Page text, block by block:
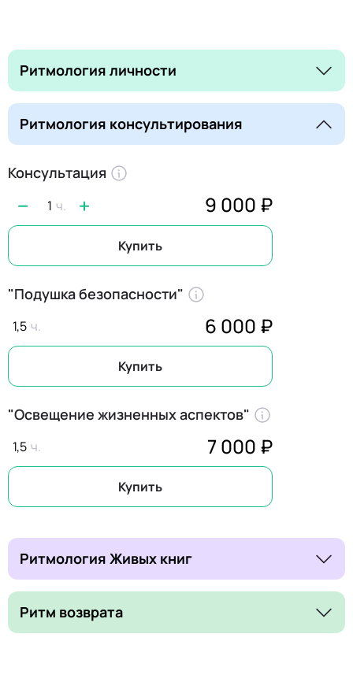
Ритмология личности
Ритмология консультирования
Консультация
1 9 000 ₽
Купить
"Подушка безопасности"
1,5 6 000 ₽
Купить
"Освещение жизненных аспектов"
1,5 7 000 ₽
Купить
Ритмология Живых книг
Ритм возврата